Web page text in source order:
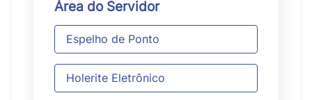
Área do Servidor
Espelho de Ponto
Holerite Eletrônico